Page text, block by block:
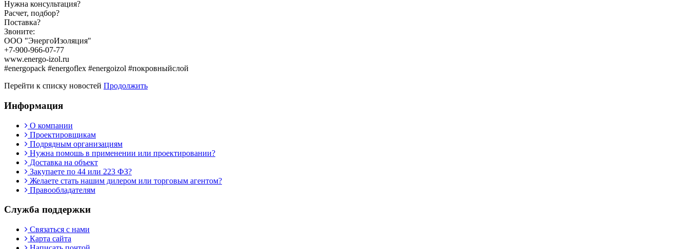
Нужна консультация?
Расчет, подбор?
Поставка?
Звоните:
ООО "ЭнергоИзоляция"
+7-900-966-07-77
www.energo-izol.ru
#energopack #energoflex #energoizol #покровныйслой
Перейти к списку новостей Продолжить
Информация
О компании
Проектировщикам
Подрядным организациям
Нужна помошь в применении или проектировании?
Доставка на объект
Закупаете по 44 или 223 ФЗ?
Желаете стать нашим дилером или торговым агентом?
Правообладателям
Служба поддержки
Связаться с нами
Карта сайта